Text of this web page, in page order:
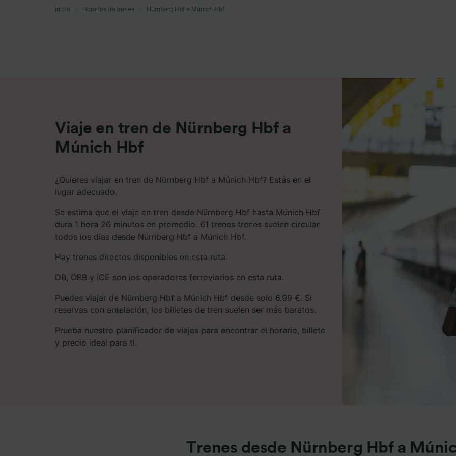
Inicio Horarios de trenes Nürnberg Hbf a Múnich Hbf
Viaje en tren de Nürnberg Hbf a
Múnich Hbf
¿Quieres viajar en tren de Nürnberg Hbf a Múnich Hbf? Estás en el
lugar adecuado.
Se estima que el viaje en tren desde Nürnberg Hbf hasta Múnich Hbf
dura 1 hora 26 minutos en promedio. 61 trenes trenes suelen circular
todos los días desde Nürnberg Hbf a Múnich Hbf.
Hay trenes directos disponibles en esta ruta.
DB, ÖBB y ICE son los operadores ferroviarios en esta ruta.
Puedes viajar de Nürnberg Hbf a Múnich Hbf desde solo 6.99 €. Si
reservas con antelación, los billetes de tren suelen ser más baratos.
Prueba nuestro planificador de viajes para encontrar el horario, billete
y precio ideal para ti.
Trenes desde Nürnberg Hbf a
Lista de asociados (proveedores)